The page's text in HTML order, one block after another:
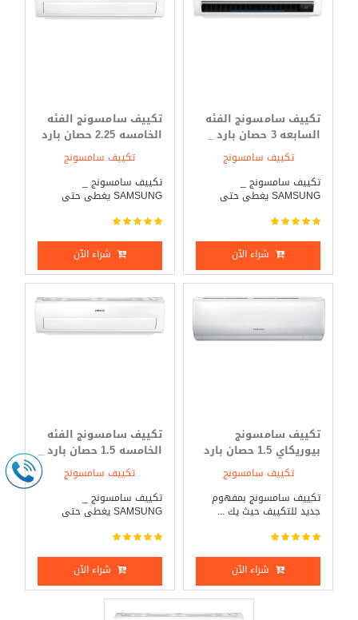
تكييف سامسونج الفئه
السابعه 3 حصان بارد _
ساخنتكييف سامسونج
تكييف سامسونج _
SAMSUNG يغطى حتى
شراء الآن
تكييف سامسونج الفئه
الخامسه 2.25 حصان بارد
_ ساخنتكييف سامسونج
تكييف سامسونج _
SAMSUNG يغطى حتى
شراء الآن
تكييف سامسونج
بيوريكاي 1.5 حصان بارد
تكييف سامسونج
تكييف سامسونج بمفهوم
جديد للتكييف حيث يك ...
شراء الآن
تكييف سامسونج الفئه
الخامسه 1.5 حصان بارد _
ساخنتكييف سامسونج
تكييف سامسونج _
SAMSUNG يغطى حتى
شراء الآن